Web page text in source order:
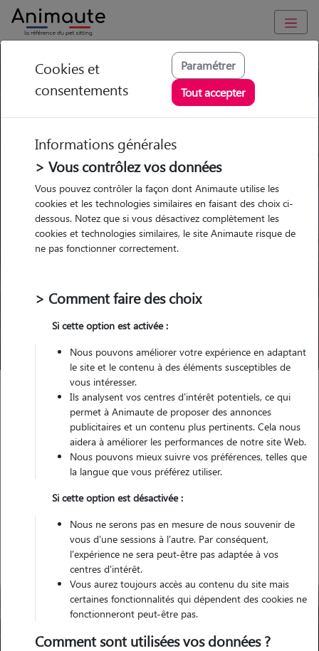
Trouvez votre gardien idéal !
Garde
chez le Pet Sitter
Garde
chez le Pet Sitter Visites
Visites
Pour quel animal ?
Trouver mon Pet Sitter
Garde animaux France
Bourgogne-Franche-Comte
Villeneuve-sur-Yonne
Nos gardiens à Villeneuve-sur-
Yonne
Cookies et
consentements
Paramétrer
Tout accepter
Informations générales
> Vous contrôlez vos données
Vous pouvez contrôler la façon dont Animaute utilise les
cookies et les technologies similaires en faisant des choix ci-
dessous. Notez que si vous désactivez complètement les
cookies et technologies similaires, le site Animaute risque de
ne pas fonctionner correctement.
> Comment faire des choix
Si cette option est activée :
Nous pouvons améliorer votre expérience en adaptant
le site et le contenu à des éléments susceptibles de
vous intéresser.
Ils analysent vos centres d'intérêt potentiels, ce qui
permet à Animaute de proposer des annonces
publicitaires et un contenu plus pertinents. Cela nous
aidera à améliorer les performances de notre site Web.
Nous pouvons mieux suivre vos préférences, telles que
la langue que vous préférez utiliser.
Si cette option est désactivée :
Nous ne serons pas en mesure de nous souvenir de
vous d'une sessions à l'autre. Par conséquent,
l'expérience ne sera peut-être pas adaptée à vos
centres d'intérêt.
Vous aurez toujours accès au contenu du site mais
certaines fonctionnalités qui dépendent des cookies ne
fonctionneront peut-être pas.
Comment sont utilisées vos données ?